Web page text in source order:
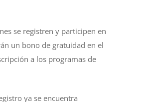
se registren y participen en
un bono de gratuidad en el
a los programas de
ya se encuentra